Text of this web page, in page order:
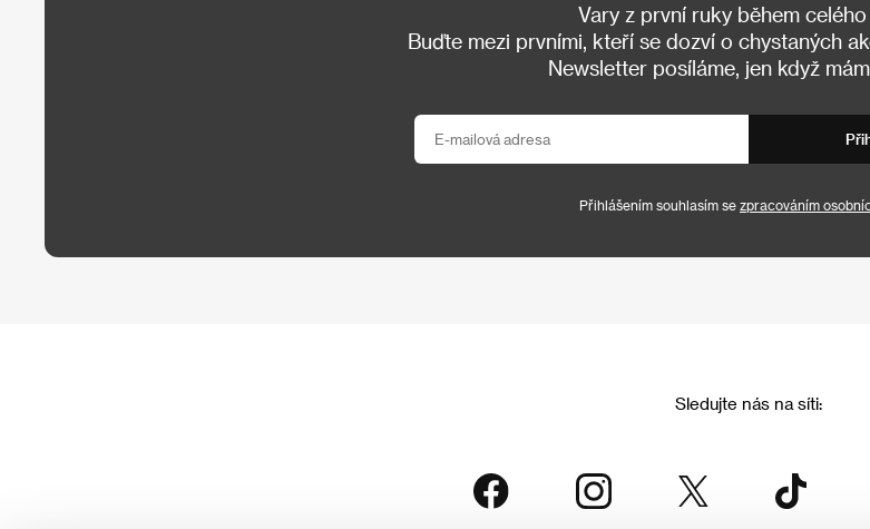
Vary z první ruky během
Buďte mezi prvními, kteří se dozví o chystaných
Newsletter posíláme, jen když
Přihlášením souhlasím se zpracováním
Sledujte nás na síti: